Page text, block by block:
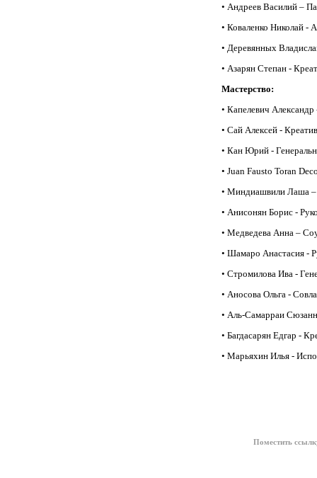
• Андреев Василий –
• Коваленко Николай -
• Деревянных
• Азарян Степан -
Мастерство:
• Капелевич
• Сай Алексей -
• Кан Юрий -
• Juan Fausto Toran
• Миндиашвили Лаша
• Анисонян Борис -
• Медведева Анна –
• Шамаро Анастасия -
• Стромилова Ива -
• Аносова Ольга -
• Аль-Самарраи
• Багдасарян Едгар -
• Марьяхин Илья -
Поместить